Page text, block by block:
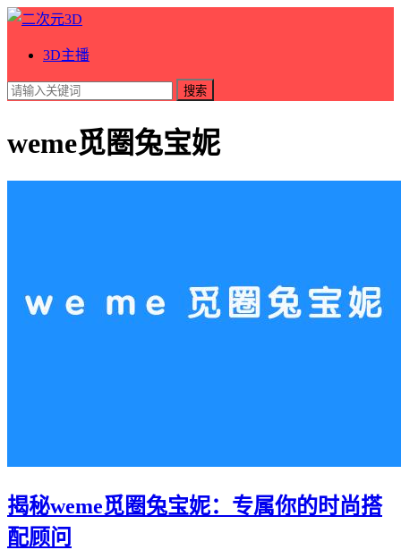
3D主播
搜索
weme觅圈兔宝妮
揭秘weme觅圈兔宝妮：专属你的时尚搭
配顾问